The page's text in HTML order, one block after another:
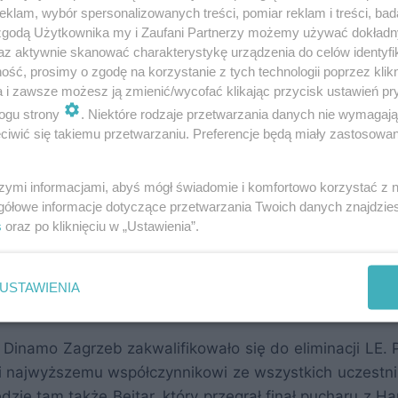
przez PSG, ale nie wpływa to w żaden nowy
już znane wcześniej.
o miejscach w pucharach potoczyły się
Häcken i barażu w Belgii przez Charleroi, w
przesuwa Jagiellonię o dwa miejsca w górę, czyli na
w tym gronie według stanu przed sezonem,
Szwajcarii lub Beşiktaş awansuje na trzecie
będą ewentualne sprawy licencyjne oraz wyniki I i
Zagrzeb zakwalifikowało się do eliminacji LE.
współczynnikowi ze wszystkich
wybór spersonalizowanych treści, pomiar reklam i treści,
Użytkownika my i Zaufani Partnerzy możemy używać
aktywnie skanować charakterystykę urządzenia do celów
prosimy o zgodę na korzystanie z tych technologii poprzez
i zawsze możesz ją zmienić/wycofać klikając przycisk ustawień
strony
. Niektóre rodzaje przetwarzania danych nie
się takiemu przetwarzaniu. Preferencje będą miały
informacjami, abyś mógł świadomie i komfortowo korzystać z
informacje dotyczące przetwarzania Twoich danych
oraz po kliknięciu w „Ustawienia”.
USTAWIENIA